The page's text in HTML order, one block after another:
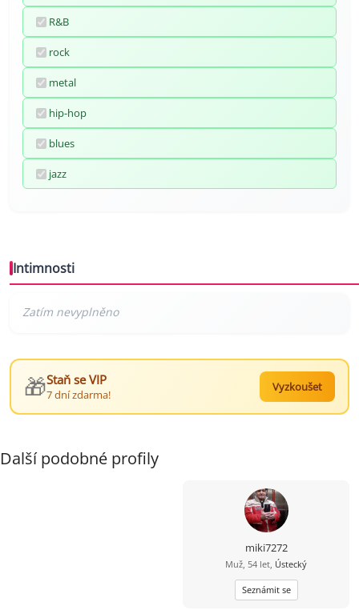
R&B
rock
metal
hip-hop
blues
jazz
Intimnosti
🎁Staň se VIP
7 dní zdarma!
Vyzkoušet
Další podobné profily
miki7272
Muž, 54 let, Ústecký
Seznámit se